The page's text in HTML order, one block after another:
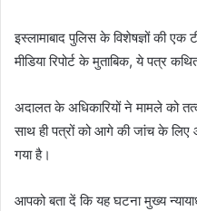
इस्लामाबाद पुलिस के विशेषज्ञों की एक
मीडिया रिपोर्ट के मुताबिक, ये पत्र
अदालत के अधिकारियों ने मामले को
साथ ही पत्रों को आगे की जांच के लिए
गया है।
आपको बता दें कि यह घटना मुख्य